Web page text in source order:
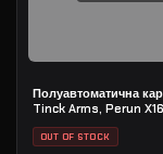
Полуавтоматична
Tinck Arms, Perun
5.56x45 (.223 Rem),
на цевта 12,5"
OUT OF STOCK